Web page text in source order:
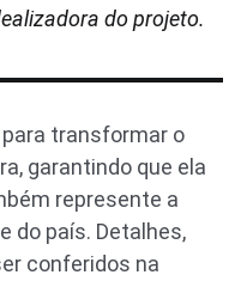
do projeto.
transformar o
garantindo que ela
represente a
do país. Detalhes,
conferidos na